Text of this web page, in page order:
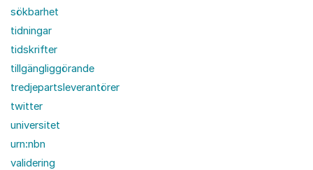
sökbarhet
tidningar
tidskrifter
tillgängliggörande
tredjepartsleverantörer
twitter
universitet
urn:nbn
validering